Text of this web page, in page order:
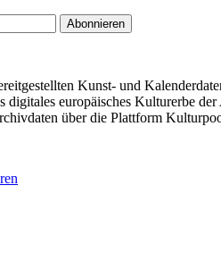
Abonnieren
Kunst- und
digitales europäisches Kulturerbe
über die Plattform